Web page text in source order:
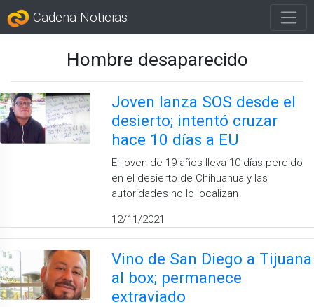
Cadena Noticias
Hombre desaparecido
Joven lanza SOS desde el
desierto; intentó cruzar
hace 10 días a EU
El joven de 19 años lleva 10 días perdido
en el desierto de Chihuahua y las
autoridades no lo localizan
12/11/2021
Vino de San Diego a Tijuana
al box; permanece
extraviado